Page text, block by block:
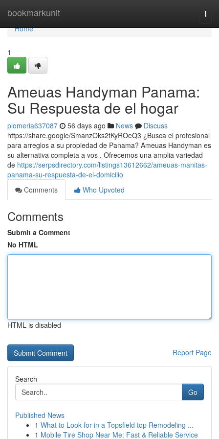
bookmarkunit
Home
Home
1
Ameuas Handyman Panama:
Su Respuesta de el hogar
plomeria637087 56 days ago News
Discuss
https://share.google/SmanzOks2tKyROeQ3 ¿Busca el profesional
para arreglos a su propiedad de Panama? Ameuas Handyman es
su alternativa completa a vos . Ofrecemos una amplia variedad
de https://serpsdirectory.com/listings13612662/ameuas-manitas-
panama-su-respuesta-de-el-domicilio
Comments
Who Upvoted
Comments
Submit a Comment
No HTML
HTML is disabled
Report Page
Search
Go
Published News
1 What to Look for in a Topsfield top Remodeling ...
1 Mobile Tire Shop Near Me: Fast & Reliable Service